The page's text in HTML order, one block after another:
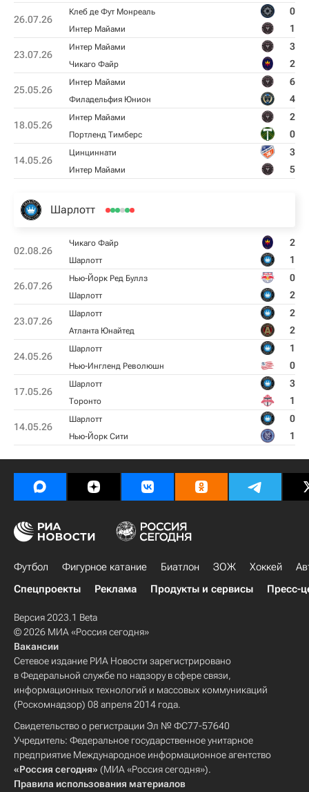
26.07.26
Клеб де Фут Монреаль 0
Интер Майами 1
23.07.26
Интер Майами 3
Чикаго Файр 2
25.05.26
Интер Майами 6
Филадельфия Юнион 4
18.05.26
Интер Майами 2
Портленд Тимберс 0
14.05.26
Цинциннати 3
Интер Майами 5
Шарлотт
02.08.26
Чикаго Файр 2
Шарлотт 1
26.07.26
Нью-Йорк Ред Буллз 0
Шарлотт 2
23.07.26
Шарлотт 2
Атланта Юнайтед 2
24.05.26
Шарлотт 1
Нью-Ингленд Революшн 0
17.05.26
Шарлотт 3
Торонто 1
14.05.26
Шарлотт 0
Нью-Йорк Сити 1
Футбол Фигурное катание Биатлон ЗОЖ Хоккей
Спецпроекты
Реклама Продукты и сервисы Пресс-
Версия 2023.1 Beta
© 2026 МИА «Россия сегодня»
Вакансии
Сетевое издание РИА Новости зарегистрировано
в Федеральной службе по надзору в сфере связи,
информационных технологий и массовых коммуникаций
(Роскомнадзор) 08 апреля 2014 года.
Свидетельство о регистрации Эл № ФС77-57640
Учредитель: Федеральное государственное унитарное
предприятие Международное информационное агентство
«Россия сегодня» (МИА «Россия сегодня»).
Правила использования материалов